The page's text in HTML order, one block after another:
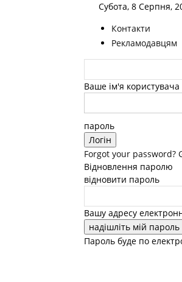
Субота, 8 Серпня,
Контакти
Рекламодавцям
Ваше ім'я користувача
пароль
Forgot your password?
Відновлення паролю
відновити пароль
Вашу адресу
Пароль буде по